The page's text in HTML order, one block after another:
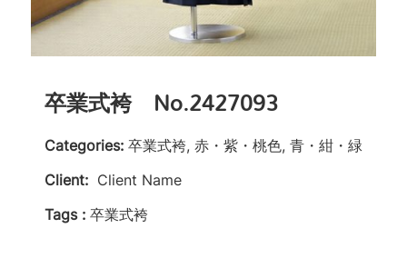
卒業式袴 No.2427093
Categories: 卒業式袴, 赤・紫・桃色, 青・紺・緑
Client: Client Name
Tags : 卒業式袴